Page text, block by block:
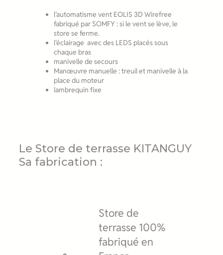
l’automatisme vent EOLIS 3D Wirefree
fabriqué par SOMFY : si le vent se lève, le
store se ferme.
l’éclairage avec des LEDS placés sous
chaque bras
manivelle de secours
Manœuvre manuelle : treuil et manivelle à la
place du moteur
lambrequin fixe
Le Store de terrasse KITANGUY
Sa fabrication :
Store de
terrasse 100%
fabriqué en